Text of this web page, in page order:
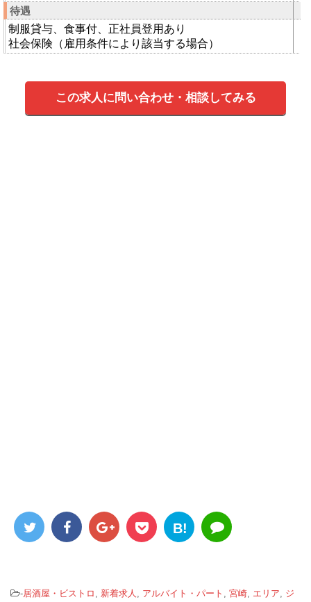
待遇
制服貸与、食事付、正社員登用あり
社会保険（雇用条件により該当する場合）
この求人に問い合わせ・相談してみる
B!
-居酒屋・ビストロ , 新着求人 , アルバイト・パート , 宮崎, エリア, ジ